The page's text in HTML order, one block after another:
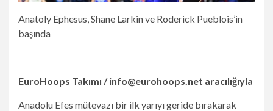
Anatoly Ephesus, Shane Larkin ve Roderick Pueblois’in
başında
EuroHoops Takımı /info@eurohoops.net aracılığıyla
Anadolu Efes mütevazı bir ilk yarıyı geride bırakarak